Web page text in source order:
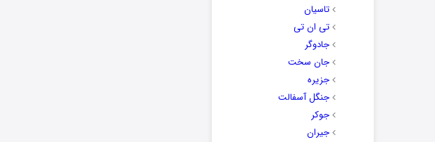
تاسیان
تی ان تی
جادوگر
جان سخت
جزیره
جنگل آسفالت
جوکر
جیران